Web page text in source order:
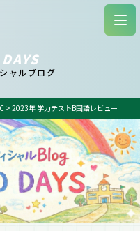
ャルブログ
>2023年 学力テストB国語レビュー